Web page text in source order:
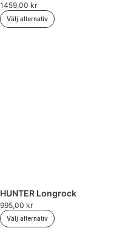
1459,00 kr
Välj alternativ
HUNTER Longrock
995,00 kr
Välj alternativ